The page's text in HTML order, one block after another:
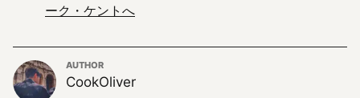
ーク・ケントへ
AUTHOR
CookOliver